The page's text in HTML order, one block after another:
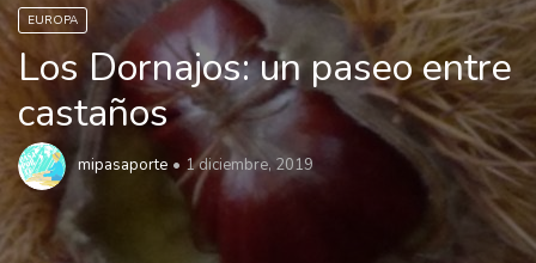
EUROPA
Los Dornajos: un paseo entre
castaños
mipasaporte 1 diciembre, 2019